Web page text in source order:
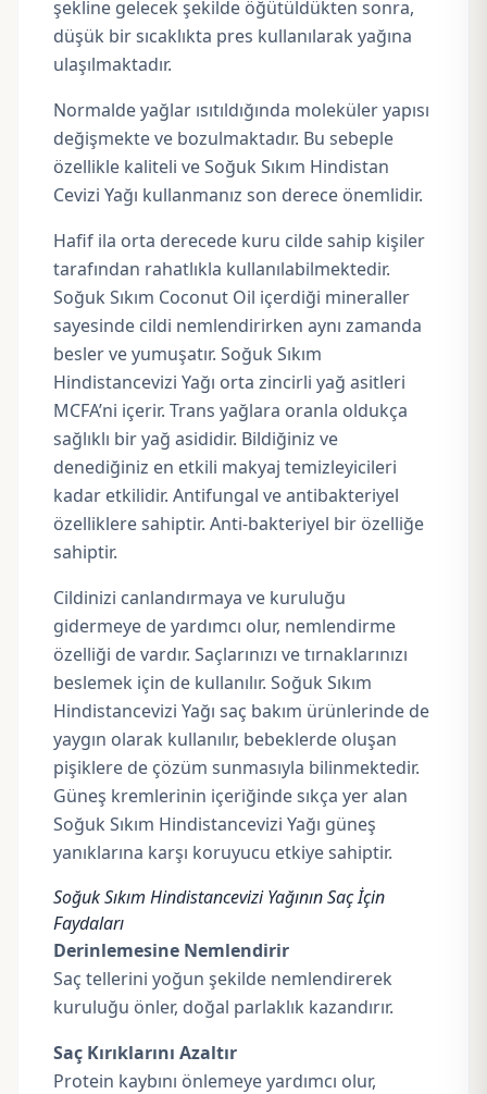
şekline gelecek şekilde öğütüldükten sonra,
düşük bir sıcaklıkta pres kullanılarak yağına
ulaşılmaktadır.
Normalde yağlar ısıtıldığında moleküler yapısı
değişmekte ve bozulmaktadır. Bu sebeple
özellikle kaliteli ve Soğuk Sıkım Hindistan
Cevizi Yağı kullanmanız son derece önemlidir.
Hafif ila orta derecede kuru cilde sahip kişiler
tarafından rahatlıkla kullanılabilmektedir.
Soğuk Sıkım Coconut Oil içerdiği mineraller
sayesinde cildi nemlendirirken aynı zamanda
besler ve yumuşatır. Soğuk Sıkım
Hindistancevizi Yağı orta zincirli yağ asitleri
MCFA’ni içerir. Trans yağlara oranla oldukça
sağlıklı bir yağ asididir. Bildiğiniz ve
denediğiniz en etkili makyaj temizleyicileri
kadar etkilidir. Antifungal ve antibakteriyel
özelliklere sahiptir. Anti-bakteriyel bir özelliğe
sahiptir.
Cildinizi canlandırmaya ve kuruluğu
gidermeye de yardımcı olur, nemlendirme
özelliği de vardır. Saçlarınızı ve tırnaklarınızı
beslemek için de kullanılır. Soğuk Sıkım
Hindistancevizi Yağı saç bakım ürünlerinde de
yaygın olarak kullanılır, bebeklerde oluşan
pişiklere de çözüm sunmasıyla bilinmektedir.
Güneş kremlerinin içeriğinde sıkça yer alan
Soğuk Sıkım Hindistancevizi Yağı güneş
yanıklarına karşı koruyucu etkiye sahiptir.
Soğuk Sıkım Hindistancevizi Yağının Saç İçin
Faydaları
Derinlemesine Nemlendirir
Saç tellerini yoğun şekilde nemlendirerek
kuruluğu önler, doğal parlaklık kazandırır.
Saç Kırıklarını Azaltır
Protein kaybını önlemeye yardımcı olur,